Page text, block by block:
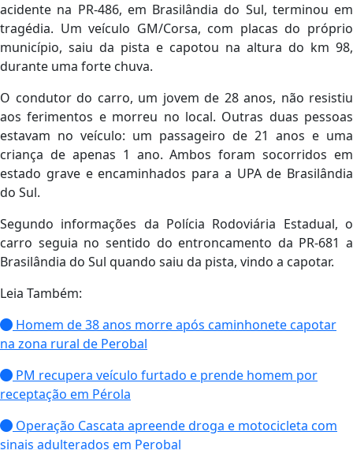
acidente na PR-486, em Brasilândia do Sul, terminou em
tragédia. Um veículo GM/Corsa, com placas do próprio
município, saiu da pista e capotou na altura do km 98,
durante uma forte chuva.
O condutor do carro, um jovem de 28 anos, não resistiu
aos ferimentos e morreu no local. Outras duas pessoas
estavam no veículo: um passageiro de 21 anos e uma
criança de apenas 1 ano. Ambos foram socorridos em
estado grave e encaminhados para a UPA de Brasilândia
do Sul.
Segundo informações da Polícia Rodoviária Estadual, o
carro seguia no sentido do entroncamento da PR-681 a
Brasilândia do Sul quando saiu da pista, vindo a capotar.
Leia Também:
Homem de 38 anos morre após caminhonete capotar
na zona rural de Perobal
PM recupera veículo furtado e prende homem por
receptação em Pérola
Operação Cascata apreende droga e motocicleta com
sinais adulterados em Perobal